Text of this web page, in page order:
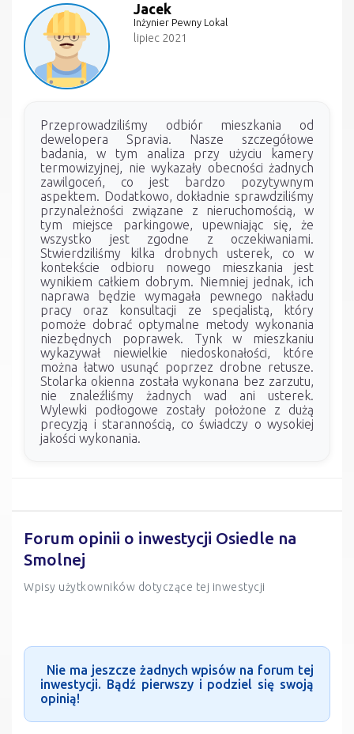
Jacek
Inżynier Pewny Lokal
lipiec 2021
Przeprowadziliśmy odbiór mieszkania od
dewelopera Spravia. Nasze szczegółowe
badania, w tym analiza przy użyciu kamery
termowizyjnej, nie wykazały obecności żadnych
zawilgoceń, co jest bardzo pozytywnym
aspektem. Dodatkowo, dokładnie sprawdziliśmy
przynależności związane z nieruchomością, w
tym miejsce parkingowe, upewniając się, że
wszystko jest zgodne z oczekiwaniami.
Stwierdziliśmy kilka drobnych usterek, co w
kontekście odbioru nowego mieszkania jest
wynikiem całkiem dobrym. Niemniej jednak, ich
naprawa będzie wymagała pewnego nakładu
pracy oraz konsultacji ze specjalistą, który
pomoże dobrać optymalne metody wykonania
niezbędnych poprawek. Tynk w mieszkaniu
wykazywał niewielkie niedoskonałości, które
można łatwo usunąć poprzez drobne retusze.
Stolarka okienna została wykonana bez zarzutu,
nie znaleźliśmy żadnych wad ani usterek.
Wylewki podłogowe zostały położone z dużą
precyzją i starannością, co świadczy o wysokiej
jakości wykonania.
Forum opinii o inwestycji Osiedle na
Smolnej
Wpisy użytkowników dotyczące tej inwestycji
Nie ma jeszcze żadnych wpisów na forum tej
inwestycji. Bądź pierwszy i podziel się swoją
opinią!